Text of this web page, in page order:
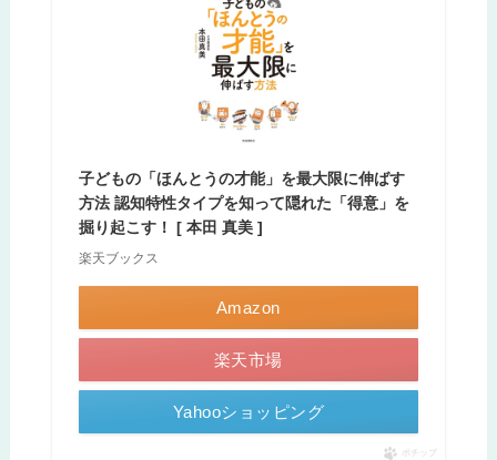
子どもの「ほんとうの才能」を最大限に伸ばす
方法 認知特性タイプを知って隠れた「得意」を
掘り起こす！ [ 本田 真美 ]
楽天ブックス
Amazon
楽天市場
Yahooショッピング
ポチップ